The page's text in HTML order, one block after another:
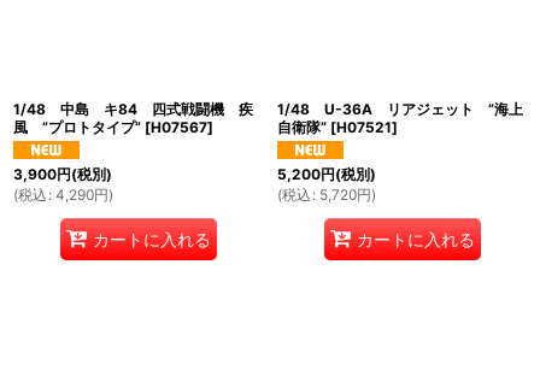
1/48 中島 キ84 四式戦闘機 疾
風 ”プロトタイプ” [H07567]
3,900円(税別)
(税込 : 4,290円)
カートに入れる
1/48 U-36A リアジェット ”海上
自衛隊” [H07521]
5,200円(税別)
(税込 : 5,720円)
カートに入れる